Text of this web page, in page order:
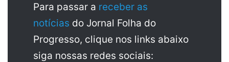
Para passar a receber as
notícias do Jornal Folha do
Progresso, clique nos links abaixo
siga nossas redes sociais: